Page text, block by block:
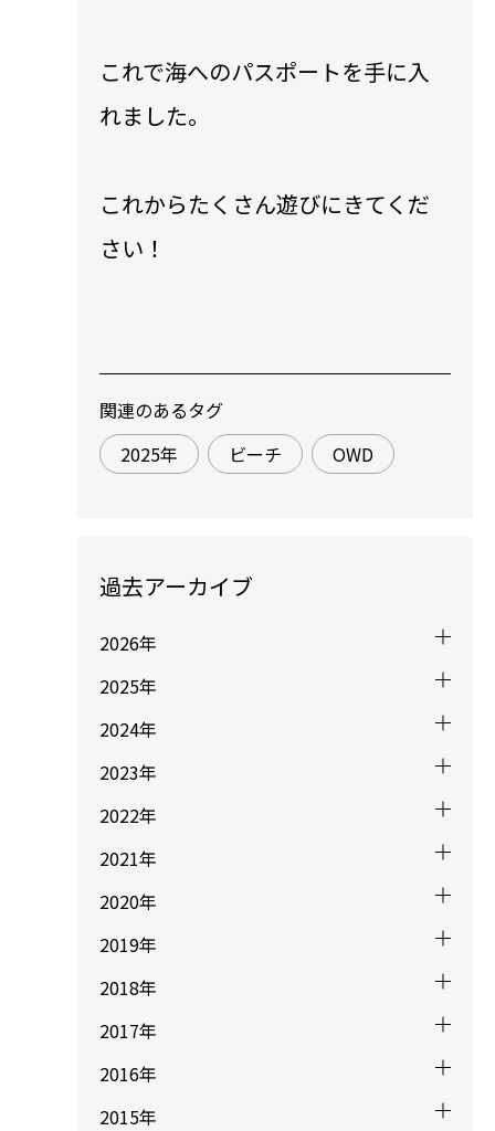
これで海へのパスポートを手に入
れました。
これからたくさん遊びにきてくだ
さい！
関連のあるタグ
2025年
ビーチ OWD
過去アーカイブ
2026年
2025年
2024年
2023年
2022年
2021年
2020年
2019年
2018年
2017年
2016年
2015年